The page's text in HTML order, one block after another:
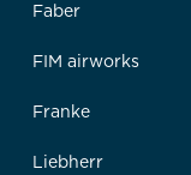
Faber
FIM airworks
Franke
Liebherr